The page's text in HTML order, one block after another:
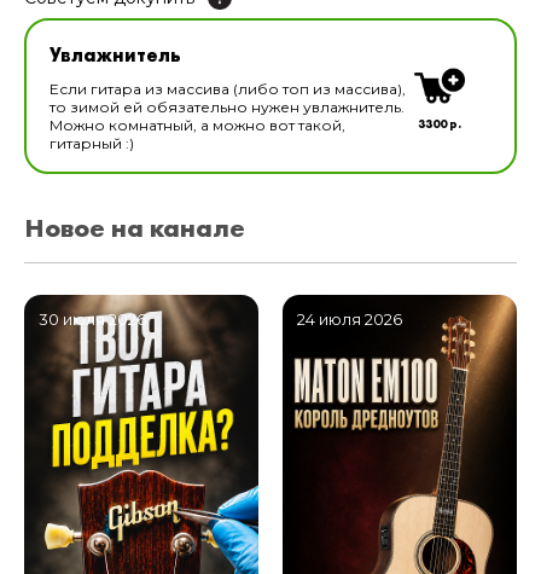
Увлажнитель для музыкальных инструментов
В наличии
Увлажнитель
Если гитара из массива (либо топ из массива),
то зимой ей обязательно нужен увлажнитель.
Можно комнатный, а можно вот такой,
гитарный :)
3300 р.
Новое на канале
30 июля 2026 24 июля 2026